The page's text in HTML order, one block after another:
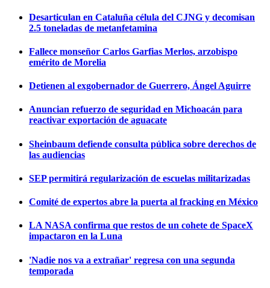
Desarticulan en Cataluña célula del CJNG y decomisan
2.5 toneladas de metanfetamina
Fallece monseñor Carlos Garfias Merlos, arzobispo
emérito de Morelia
Detienen al exgobernador de Guerrero, Ángel Aguirre
Anuncian refuerzo de seguridad en Michoacán para
reactivar exportación de aguacate
Sheinbaum defiende consulta pública sobre derechos de
las audiencias
SEP permitirá regularización de escuelas militarizadas
Comité de expertos abre la puerta al fracking en México
LA NASA confirma que restos de un cohete de SpaceX
impactaron en la Luna
'Nadie nos va a extrañar' regresa con una segunda
temporada